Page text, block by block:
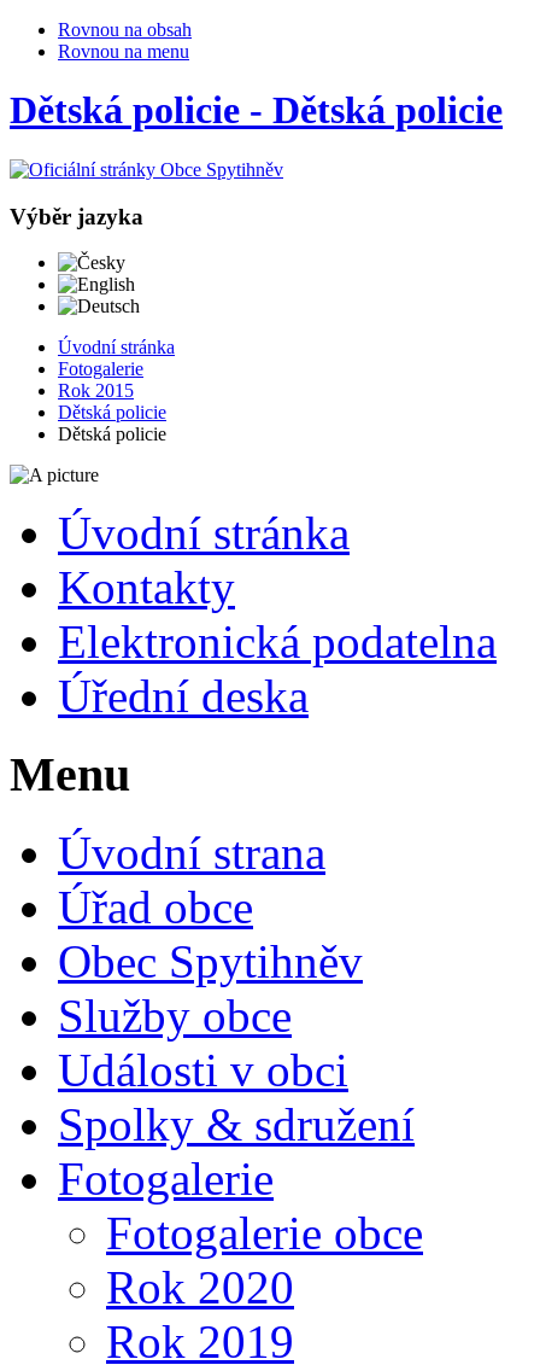
Rovnou na obsah
Rovnou na menu
Dětská policie - Dětská policie
Výběr jazyka
Česky
Úvodní stránka
Fotogalerie
Rok 2015
Dětská policie
Dětská policie
Úvodní stránka
Kontakty
Elektronická podatelna
Úřední deska
Menu
Úvodní strana
Úřad obce
Obec Spytihněv
Služby obce
Události v obci
Spolky & sdružení
Fotogalerie
Fotogalerie obce
Rok 2020
Rok 2019